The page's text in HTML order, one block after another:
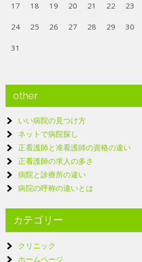
17 18 19 20 21 22 23
24 25 26 27 28 29 30
31
other
いい病院の見つけ方
ネットで病院探し
正看護師と准看護師の資格の違い
正看護師の求人の多さ
病院と診療所の違い
病院の呼称の違いとは
カテゴリー
クリニック
ホームページ